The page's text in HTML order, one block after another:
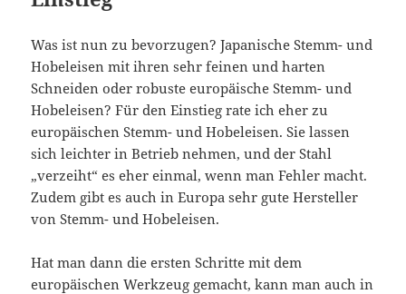
Was ist nun zu bevorzugen? Japanische Stemm- und
Hobeleisen mit ihren sehr feinen und harten
Schneiden oder robuste europäische Stemm- und
Hobeleisen? Für den Einstieg rate ich eher zu
europäischen Stemm- und Hobeleisen. Sie lassen
sich leichter in Betrieb nehmen, und der Stahl
„verzeiht“ es eher einmal, wenn man Fehler macht.
Zudem gibt es auch in Europa sehr gute Hersteller
von Stemm- und Hobeleisen.
Hat man dann die ersten Schritte mit dem
europäischen Werkzeug gemacht, kann man auch in